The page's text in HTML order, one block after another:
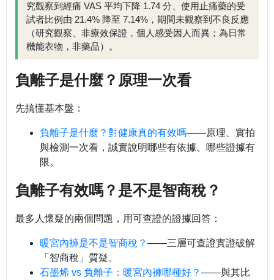
究觀察到經痛 VAS 平均下降 1.74 分、使用止痛藥的受
試者比例由 21.4% 降至 7.14%，期間未觀察到不良反應
（研究觀察、非療效保證，個人感受因人而異；為日常
機能衣物，非藥品）。
負離子是什麼？原理一次看
先搞懂基本盤：
負離子是什麼？對健康真的有效嗎——原理、實拍
與檢測一次看，誠實說明哪些有依據、哪些證據有
限。
負離子有效嗎？是不是智商稅？
最多人懷疑的兩個問題，用可查證的證據回答：
暖宮內褲是不是智商稅？ ——三層可查證實證破解
「智商稅」質疑。
石墨烯 vs 負離子：暖宮內褲哪種好？ ——與其比